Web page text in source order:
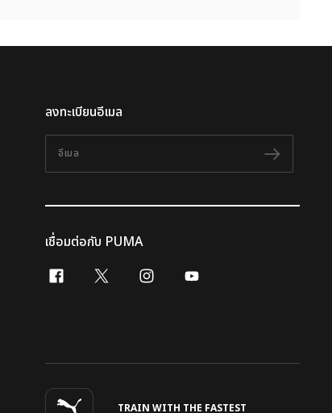
ลงทะเบียนอีเมล
อีเมล
ติดตาม
เชื่อมต่อกับ PUMA
facebook
x-twitterinstagram
youtube
TRAIN WITH THE FASTEST